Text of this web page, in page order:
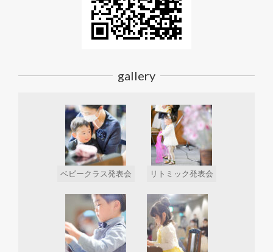
gallery
ベビークラス発表会 リトミック発表会